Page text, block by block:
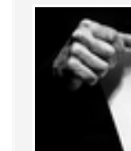
Валерий
дела о